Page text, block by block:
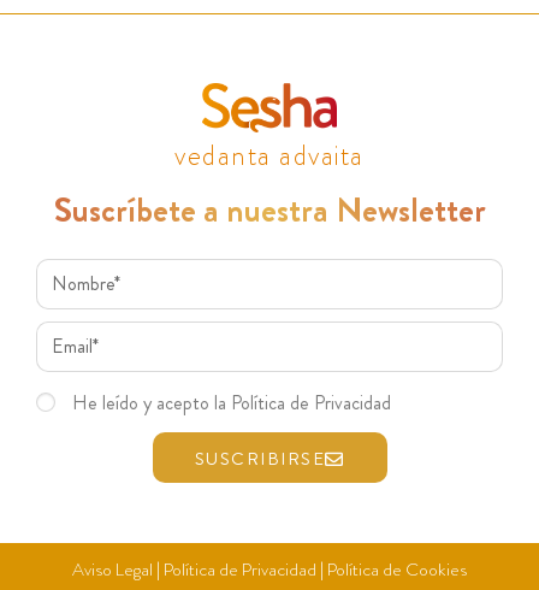
vedanta advaita
Suscríbete a nuestra Newsletter
He leído y acepto la Política de Privacidad
SUSCRIBIRSE
Aviso Legal | Política de Privacidad | Política de Cookies